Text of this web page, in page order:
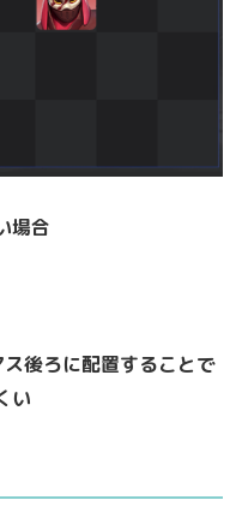
場合
後ろに配置することで
い